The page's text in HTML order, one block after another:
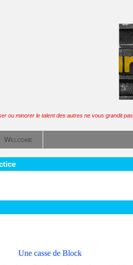
ou minorer le talent des autres ne vous grandit
Welcome
Une casse de Block